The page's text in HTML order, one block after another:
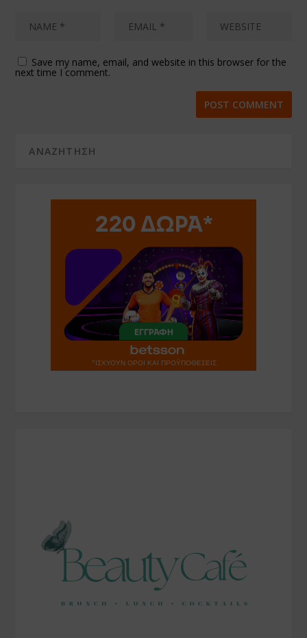
Save my name, email, and website in this browser for the
next time I comment.